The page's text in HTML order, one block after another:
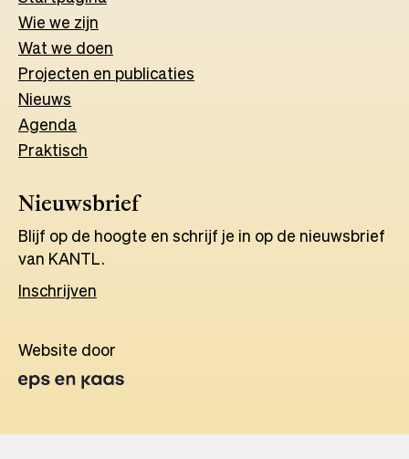
Wie we zijn
Wat we doen
Projecten en publicaties
Nieuws
Agenda
Praktisch
Nieuwsbrief
Blijf op de hoogte en schrijf je in op de nieuwsbrief
van KANTL.
Inschrijven
Website door
in
tab